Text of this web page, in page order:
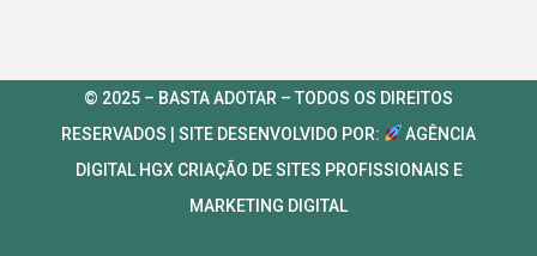
© 2025 – BASTA ADOTAR – TODOS OS DIREITOS
RESERVADOS | SITE DESENVOLVIDO POR:
AGÊNCIA
DIGITAL HGX CRIAÇÃO DE SITES PROFISSIONAIS E
MARKETING DIGITAL